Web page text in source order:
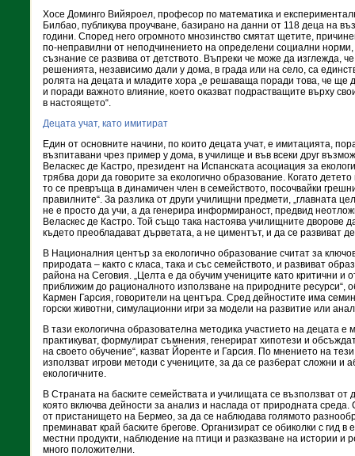
Хосе Доминго Вийяроел, професор по математика и
Билбао, публикува проучване, базирано на данни от 118 деца на
години. Според него огромното мнозинство смятат щетите,
по-неправилни от неподчинението на определени социални норми,
съзнание се развива от детството. Въпреки че може да изглежда,
решенията, независимо дали у дома, в града или на село, са
ролята на децата и младите хора „е решаваща поради това, че ще
и поради важното влияние, което оказват подрастващите върху
в настоящето“.
Децата учат, като имитират
Един от основните начини, по които децата учат, е имитацията,
възпитавани чрез пример у дома, в училище и във всеки друг
Веласкес де Кастро, президент на Испанската асоциация за
трябва дори да говорите за екологично образование. Когато
то се превръща в динамичен член в семейството, посочвайки
правилните“. За разлика от други училищни предмети, „главната
не е просто да учи, а да генерира информираност, предвид
Веласкес де Кастро. Той също така настоява училищните дворове
където преобладават дърветата, а не циментът, и да се развиват
В Националния център за екологично образование считат за
природата – както с класа, така и със семейството, и развиват
района на Сеговия. „Целта е да обучим учениците като критични и
приближим до рационалното използване на природните ресурси“,
Кармен Гарсия, говорители на центъра. Сред дейностите има
горски животни, симулационни игри за модели на развитие или
В тази екологична образователна методика участието на децата е
практикуват, формулират съмнения, генерират хипотези и
на своето обучение“, казват Йоренте и Гарсия. По мнението на
използват игрови методи с учениците, за да се разберат сложни и
екологичните.
В Страната на баските семействата и училищата се възползват от
която включва дейности за анализ и наслада от природната
от пристанището на Бермео, за да се наблюдава голямото
преминават край баските брегове. Организират се обиколки с гид в
местни продукти, наблюдение на птици и разказване на истории и
много положителни.